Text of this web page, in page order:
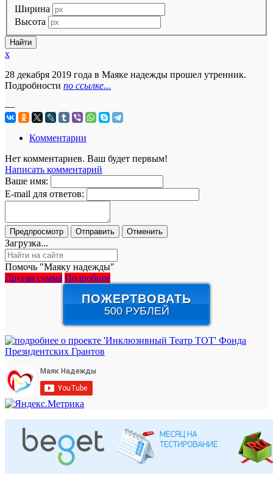
Ширина
Высота
x
28 декабря 2019 года в Маяке надежды прошел утренник.
Подробности по ссылке...
—
Комментарии
Нет комментариев. Ваш будет первым!
Написать комментарий
Ваше имя:
E-mail для ответов:
Загрузка...
Помочь "Маяку надежды"
Другая сумма Подробнее
ПОЖЕРТВОВАТЬ
500 РУБЛЕЙ